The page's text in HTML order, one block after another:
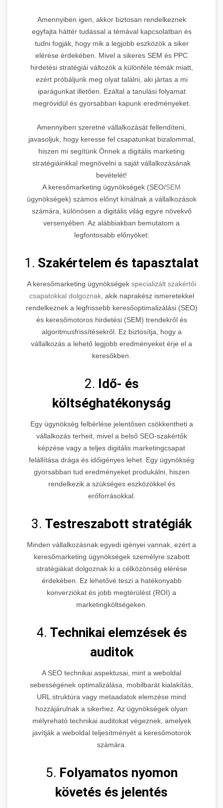
Amennyiben igen, akkor biztosan rendelkeznek
egyfajta háttér tudással a témával kapcsolatban és
tudni fogják, hogy mik a legjobb eszközök a siker
elérése érdekében. Mivel a sikeres SEM és PPC
hirdetési stratégiái változók a különféle témák miatt,
ezért próbáljunk meg olyat találni, aki jártas a mi
iparágunkat illetően. Ezáltal a tanulási folyamat
megrövidül és gyorsabban kapunk eredményeket.
Amennyiben szeretné vállalkozását fellendíteni,
javasoljuk, hogy keresse fel csapatunkat bizalommal,
hiszen mi segítünk Önnek a digitális marketing
stratégiáinkkal megnövelni a saját vállalkozásának
bevételét!
A keresőmarketing ügynökségek (SEO/SEM
ügynökségek) számos előnyt kínálnak a vállalkozások
számára, különösen a digitális világ egyre növekvő
versenyében. Az alábbiakban bemutatom a
legfontosabb előnyöket:
1. Szakértelem és tapasztalat
A keresőmarketing ügynökségek specializált szakértői
csapatokkal dolgoznak, akik naprakész ismeretekkel
rendelkeznek a legfrissebb keresőoptimalizálási (SEO)
és keresőmotoros hirdetési (SEM) trendekről és
algoritmusfrissítésekről. Ez biztosítja, hogy a
vállalkozás a lehető legjobb eredményeket érje el a
keresőkben.
2. Idő- és
költséghatékonyság
Egy ügynökség felbérlése jelentősen csökkentheti a
vállalkozás terheit, mivel a belső SEO-szakértők
képzése vagy a teljes digitális marketingcsapat
felállítása drága és időigényes lehet. Egy ügynökség
gyorsabban tud eredményeket produkálni, hiszen
rendelkezik a szükséges eszközökkel és
erőforrásokkal.
3. Testreszabott stratégiák
Minden vállalkozásnak egyedi igényei vannak, ezért a
keresőmarketing ügynökségek személyre szabott
stratégiákat dolgoznak ki a célközönség elérése
érdekében. Ez lehetővé teszi a hatékonyabb
konverziókat és jobb megtérülést (ROI) a
marketingköltségeken.
4. Technikai elemzések és
auditok
A SEO technikai aspektusai, mint a weboldal
sebességének optimalizálása, mobilbarát kialakítás,
URL struktúra vagy metaadatok elemzése mind
hozzájárulnak a sikerhez. Az ügynökségek olyan
mélyreható technikai auditokat végeznek, amelyek
javítják a weboldal teljesítményét a keresőmotorok
számára.
5. Folyamatos nyomon
követés és jelentés